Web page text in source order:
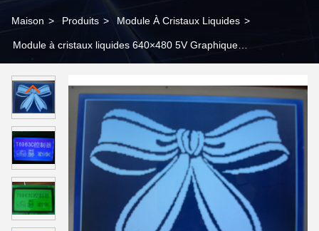
Maison > Produits > Module À Cristaux Liquides >
Module à cristaux liquides 640×480 5V Graphique
cristaux liquides en segment,écran à cristaux liquides en
segment